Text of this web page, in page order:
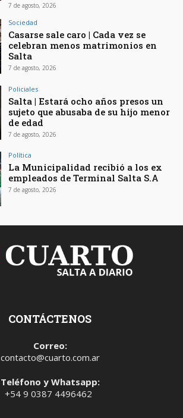
7 de agosto, 2026
Sociedad
Casarse sale caro | Cada vez se
celebran menos matrimonios en
Salta
7 de agosto, 2026
Policiales
Salta | Estará ocho años presos un
sujeto que abusaba de su hijo menor
de edad
7 de agosto, 2026
Política
La Municipalidad recibió a los ex
empleados de Terminal Salta S.A
7 de agosto, 2026
CONTÁCTENOS
Correo:
contacto@cuarto.com.ar
Teléfono y Whatsapp:
+54 9 0387 4496462